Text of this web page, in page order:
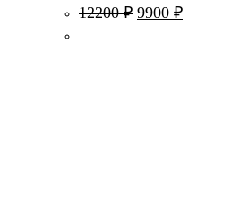
12200₽ Первоначальная
9900 ₽Текущая